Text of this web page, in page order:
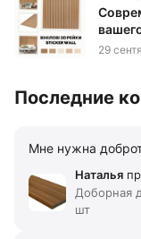
29
Последние
Мне нужна
Наталья
Доборная
шт